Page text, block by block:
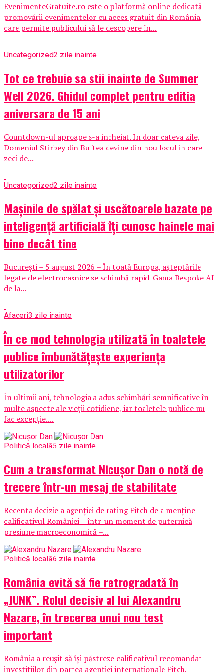
EvenimenteGratuite.ro este o platformă online dedicată
promovării evenimentelor cu acces gratuit din România,
care permite publicului să le descopere în...
Uncategorized2 zile inainte
Tot ce trebuie sa stii inainte de Summer
Well 2026. Ghidul complet pentru editia
aniversara de 15 ani
Countdown-ul aproape s-a incheiat. In doar cateva zile,
Domeniul Stirbey din Buftea devine din nou locul in care
zeci de...
Uncategorized2 zile inainte
Mașinile de spălat și uscătoarele bazate pe
inteligență artificială îți cunosc hainele mai
bine decât tine
București – 5 august 2026 – În toată Europa, așteptările
legate de electrocasnice se schimbă rapid. Gama Bespoke AI
de la...
Afaceri3 zile inainte
În ce mod tehnologia utilizată în toaletele
publice îmbunătățește experiența
utilizatorilor
În ultimii ani, tehnologia a adus schimbări semnificative în
multe aspecte ale vieții cotidiene, iar toaletele publice nu
fac excepție....
Politică locală5 zile inainte
Cum a transformat Nicușor Dan o notă de
trecere într-un mesaj de stabilitate
Recenta decizie a agenției de rating Fitch de a menține
calificativul României – într-un moment de puternică
presiune macroeconomică –...
Politică locală6 zile inainte
România evită să fie retrogradată în
„JUNK”. Rolul decisiv al lui Alexandru
Nazare, în trecerea unui nou test
important
România a reușit să își păstreze calificativul recomandat
investițiilor din partea agenției internaționale Fitch,